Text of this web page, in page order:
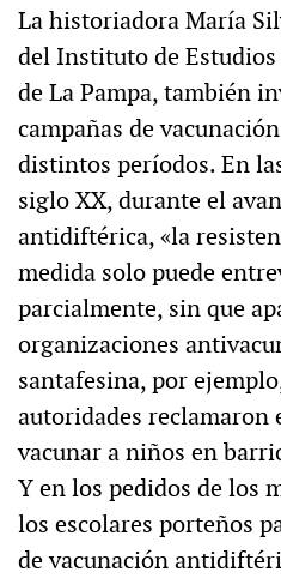
La historiadora María
del Instituto de
de La Pampa, también
campañas de
distintos períodos. En
siglo XX, durante el
antidiftérica, «la
medida solo puede
parcialmente, sin que
organizaciones
santafesina, por
autoridades
vacunar a niños en
Y en los pedidos de los
los escolares porteños
de vacunación